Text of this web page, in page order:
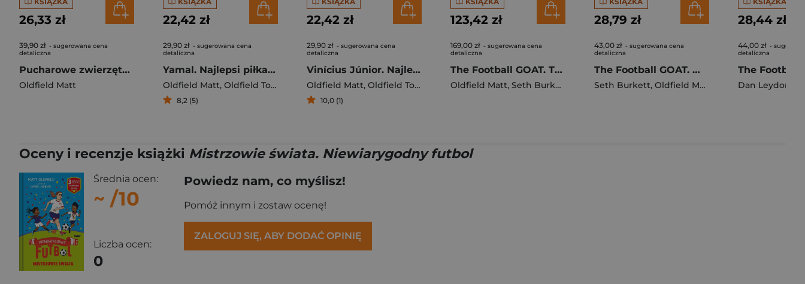
26,33 zł
39,90 zł - sugerowana cena
detaliczna
Pucharowe zwierzęta. Niewiarygodny futbol
Oldfield Matt
22,42 zł
29,90 zł - sugerowana cena
detaliczna
Yamal. Najlepsi piłkarze świata
Oldfield Matt, Oldfield Tom
8,2 (5)
22,42 zł
29,90 zł - sugerowana cena
detaliczna
Vinícius Júnior. Najlepsi piłkarze świata
Oldfield Matt, Oldfield Tom
10,0 (1)
123,42 zł
169,00 zł - sugerowana cena
detaliczna
The Football GOAT. The Greatest of All Time Collection
Oldfield Matt, Seth Burkett
28,79 zł
43,00 zł - sugerowana cena
detaliczna
The Football GOAT. World Cup Editions
Seth Burkett, Oldfield Matt
28,44 zł
44,00 zł -
detaliczna
Dan Leydon
Oceny i recenzje książki Mistrzowie świata. Niewiarygodny futbol
Średnia ocen:
~ /10
Liczba ocen:
0
Powiedz nam, co myślisz!
Pomóż innym i zostaw ocenę!
ZALOGUJ SIĘ, ABY DODAĆ OPINIĘ